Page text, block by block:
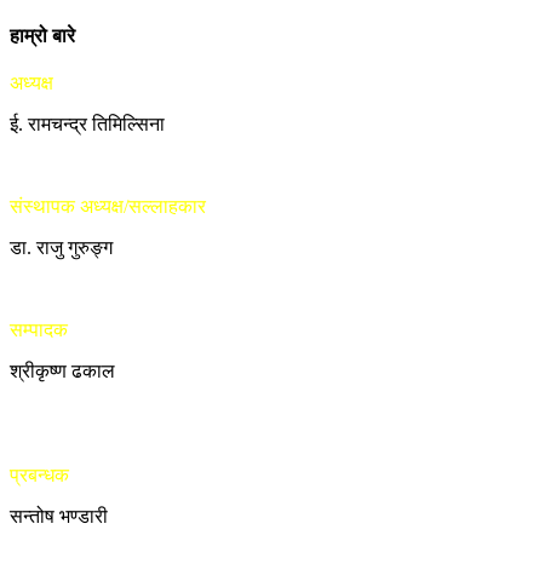
हाम्रो बारे
अध्यक्ष
ई. रामचन्द्र तिमिल्सिना
संस्थापक अध्यक्ष/सल्लाहकार
डा. राजु गुरुङ्ग
सम्पादक
श्रीकृष्ण ढकाल
प्रबन्धक
सन्तोष भण्डारी